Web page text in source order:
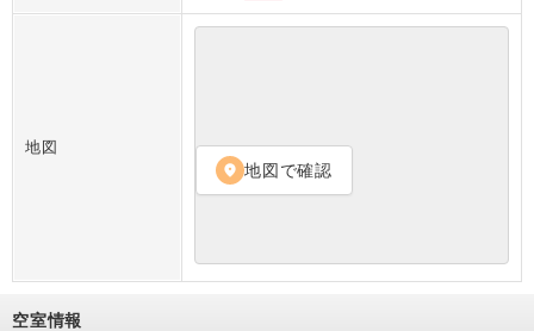
地図
location_on 地図で確認
空室情報